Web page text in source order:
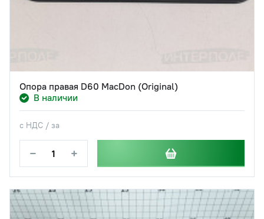
Опора правая D60 MacDon (Original)
В наличии
с НДС / за
− +